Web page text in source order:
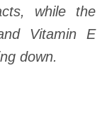
while the
Vitamin E
down.